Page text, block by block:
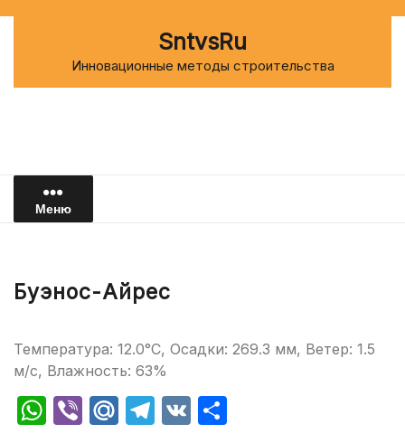
SntvsRu
Инновационные методы строительства
Меню
Буэнос-Айрес
Температура: 12.0°C, Осадки: 269.3 мм, Ветер: 1.5
м/с, Влажность: 63%
WhatsApp
ViberMail.Ru
Telegram
VK